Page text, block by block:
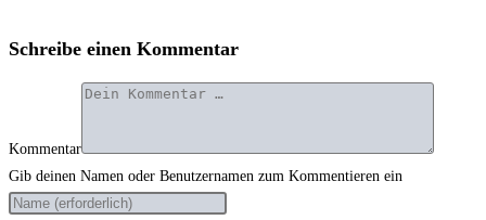
Schreibe einen Kommentar
Kommentar
Gib deinen Namen oder Benutzernamen zum Kommentieren ein